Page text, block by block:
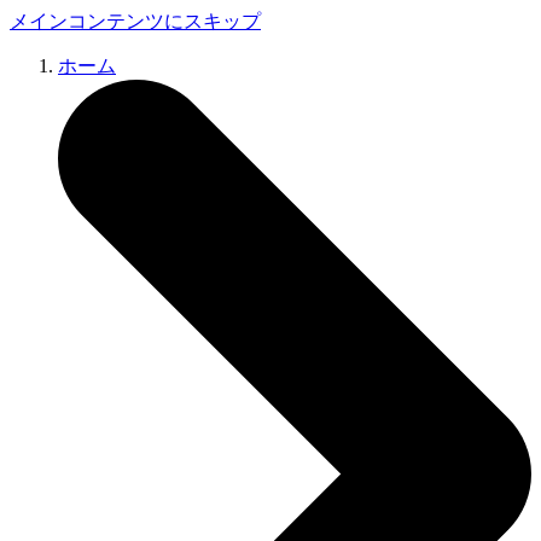
メインコンテンツにスキップ
ホーム